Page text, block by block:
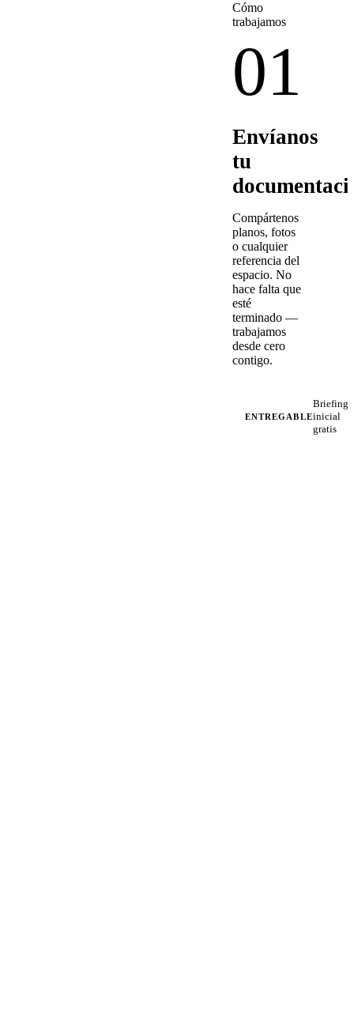
Cómo
trabajamos
01
Envíanos
tu
Compártenos
planos, fotos
o cualquier
referencia del
espacio. No
hace falta que
esté
terminado —
trabajamos
desde cero
contigo.
ENTREGABLE
Briefing
inicial
gratis